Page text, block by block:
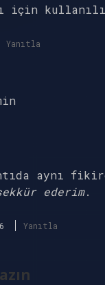
için
Yanıtla
aynı
ederim.
Yanıtla